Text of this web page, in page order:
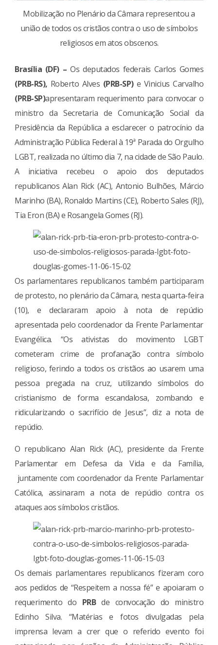
Mobilização no Plenário da Câmara representou a
união de todos os cristãos contra o uso de símbolos
religiosos em atos obscenos.
Brasília (DF) – Os deputados federais Carlos Gomes
(PRB-RS), Roberto Alves (PRB-SP)e Vinicius Carvalho
(PRB-SP)apresentaram requerimento para convocar o
ministro da Secretaria de Comunicação Social da
Presidência da República a esclarecer o patrocínio da
Administração Pública Federal à 19ª Parada do Orgulho
LGBT, realizada no último dia 7, na cidade de São Paulo.
A iniciativa recebeu o apoio dos deputados
republicanos Alan Rick (AC), Antonio Bulhões, Márcio
Marinho (BA), Ronaldo Martins (CE), Roberto Sales (RJ),
Tia Eron (BA) e Rosangela Gomes (RJ).
Os parlamentares republicanos também participaram
de protesto, no plenário da Câmara, nesta quarta-feira
(10), e declararam apoio à nota de repúdio
apresentada pelo coordenador da Frente Parlamentar
Evangélica. “Os ativistas do movimento LGBT
cometeram crime de profanação contra símbolo
religioso, ferindo a todos os cristãos ao usarem uma
pessoa pregada na cruz, utilizando símbolos do
cristianismo de forma escandalosa, zombando e
ridicularizando o sacrifício de Jesus”, diz a nota de
repúdio.
O republicano Alan Rick (AC), presidente da Frente
Parlamentar em Defesa da Vida e da Família,
juntamente com coordenador da Frente Parlamentar
Católica, assinaram a nota de repúdio contra os
ataques aos símbolos cristãos.
Os demais parlamentares republicanos fizeram coro
aos pedidos de “Respeitem a nossa fé” e apoiaram o
requerimento do PRBde convocação do ministro
Edinho Silva. “Matérias e fotos divulgadas pela
imprensa levam a crer que o referido evento foi